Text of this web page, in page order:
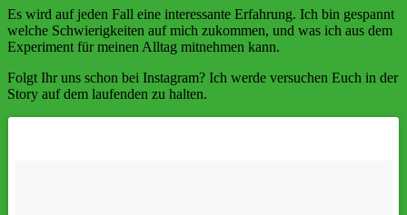
Es wird auf jeden Fall eine interessante Erfahrung. Ich bin gespannt
welche Schwierigkeiten auf mich zukommen, und was ich aus dem
Experiment für meinen Alltag mitnehmen kann.
Folgt Ihr uns schon bei Instagram? Ich werde versuchen Euch in der
Story auf dem laufenden zu halten.